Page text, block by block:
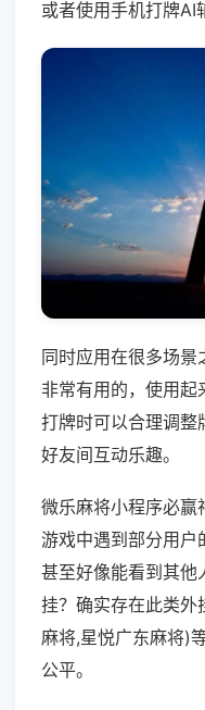
或者使用手机打牌AI
同时应用在很多场
非常有用的，使用
打牌时可以合理调整
好友间互动乐趣。
微乐麻将小程序必赢
游戏中遇到部分用户
甚至好像能看到其他
挂？确实存在此类外
麻将,星悦广东麻将)
公平。